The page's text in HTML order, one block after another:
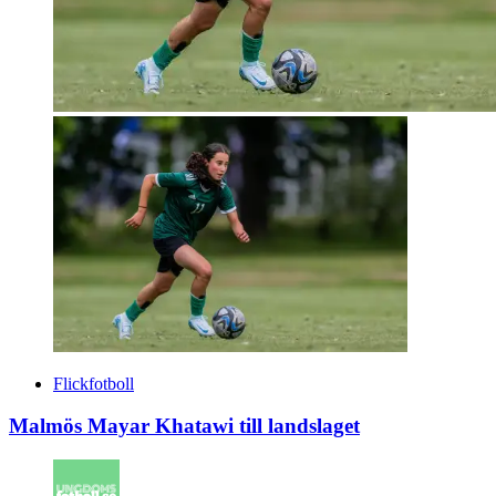
Flickfotboll
Malmös Mayar Khatawi till landslaget